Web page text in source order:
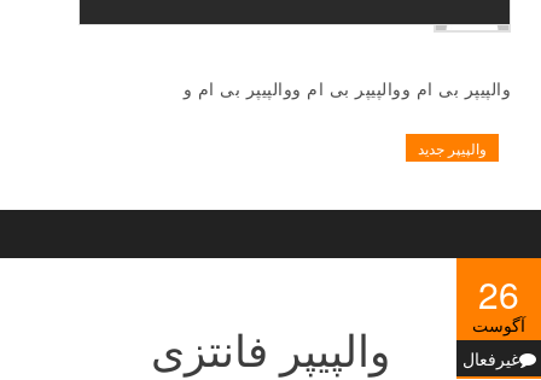
والپیپر بی ام ووالپیپر بی ام ووالپیپر بی ام و
والپیپر جدید
26
آگوست
غیرفعال
والپیپر فانتزی